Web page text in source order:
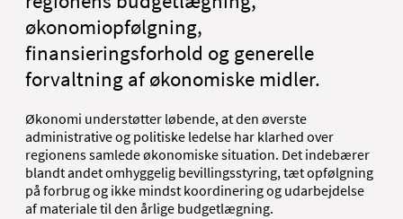
økonomiopfølgning,
finansieringsforhold og generelle
forvaltning af økonomiske midler.
Økonomi understøtter løbende, at den øverste
administrative og politiske ledelse har klarhed over
regionens samlede økonomiske situation. Det indebærer
blandt andet omhyggelig bevillingsstyring, tæt opfølgning
på forbrug og ikke mindst koordinering og udarbejdelse
af materiale til den årlige budgetlægning.